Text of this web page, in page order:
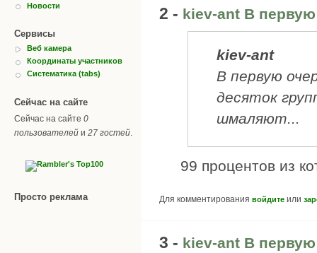
Новости
Сервисы
Веб камера
Координаты участников
Систематика (tabs)
Сейчас на сайте
Сейчас на сайте 0
пользователей и 27 гостей
Просто реклама
2 - kiev-ant В
kiev-ant
В первую
десяток
шмаляют...
99 процентов из
Для комментирования войдите или
3 - kiev-ant В